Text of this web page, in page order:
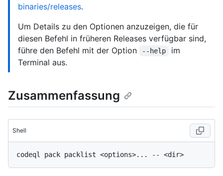
binaries/releases.
Um Details zu den Optionen anzuzeigen, die für
diesen Befehl in früheren Releases verfügbar sind,
führe den Befehl mit der Option
--help
im
Terminal aus.
Zusammenfassung
Shell